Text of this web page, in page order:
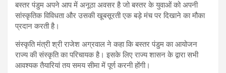
बस्तर पंडुम अपने आप में अनूठा अवसर है जो बस्तर के युवाओं को अपनी
सांस्कृतिक विविधता और उसकी खूबसूरती एक बड़े मंच पर दिखाने का मौका
प्रदान करती है।
संस्कृति मंत्री श्री राजेश अग्रवाल ने कहा कि बस्तर पंडुम का आयोजन
राज्य की संस्कृति का परिचायक है। इसके लिए राज्य शासन के द्वारा सभी
आवश्यक तैयारियां तय समय सीमा में पूर्ण करनी होंगी।